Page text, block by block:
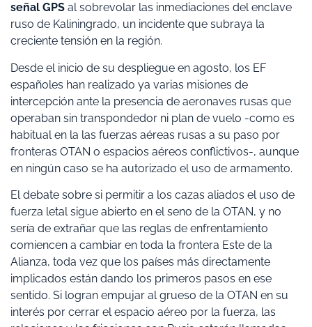
señal GPS al sobrevolar las inmediaciones del enclave
ruso de Kaliningrado, un incidente que subraya la
creciente tensión en la región.
Desde el inicio de su despliegue en agosto, los EF
españoles han realizado ya varias misiones de
intercepción ante la presencia de aeronaves rusas que
operaban sin transpondedor ni plan de vuelo -como es
habitual en la las fuerzas aéreas rusas a su paso por
fronteras OTAN o espacios aéreos conflictivos-, aunque
en ningún caso se ha autorizado el uso de armamento.
El debate sobre si permitir a los cazas aliados el uso de
fuerza letal sigue abierto en el seno de la OTAN, y no
sería de extrañar que las reglas de enfrentamiento
comiencen a cambiar en toda la frontera Este de la
Alianza, toda vez que los países más directamente
implicados están dando los primeros pasos en ese
sentido. Si logran empujar al grueso de la OTAN en su
interés por cerrar el espacio aéreo por la fuerza, las